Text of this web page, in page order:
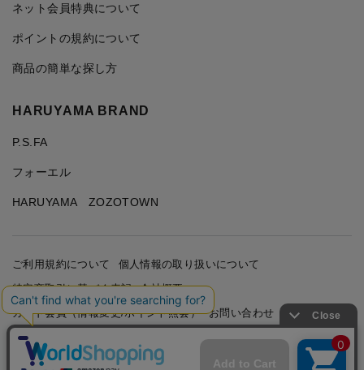
ネット会員特典について
ポイントの規約について
商品の簡単な探し方
HARUYAMA BRAND
P.S.FA
フォーエル
HARUYAMA ZOZOTOWN
ご利用規約について
個人情報の取り扱いについて
特定商取引に基づく表記
会社概要
カード会員（情報変更/ポイント照会）
お問い合わせ